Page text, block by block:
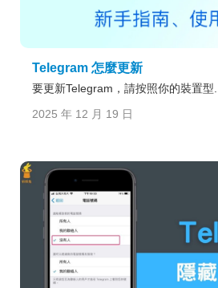
Telegram 怎麼更新
要更新Telegram，請按照你的裝置型...
2025 年 12 月 19 日